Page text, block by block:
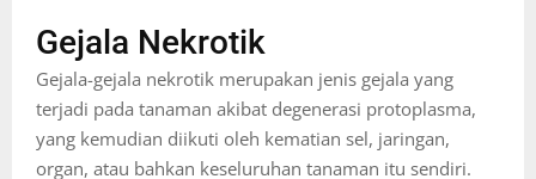
Gejala Nekrotik
Gejala-gejala nekrotik merupakan jenis gejala yang
terjadi pada tanaman akibat degenerasi protoplasma,
yang kemudian diikuti oleh kematian sel, jaringan,
organ, atau bahkan keseluruhan tanaman itu sendiri.